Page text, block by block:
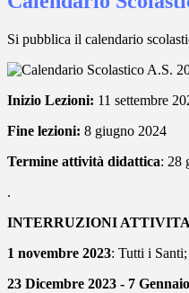
Si pubblica il calendario
Inizio Lezioni: 11 settembre
Fine lezioni: 8 giugno 2024
Termine attività didattica: 28
.
INTERRUZIONI
1 novembre 2023: Tutti i Santi;
23 Dicembre 2023 - 7